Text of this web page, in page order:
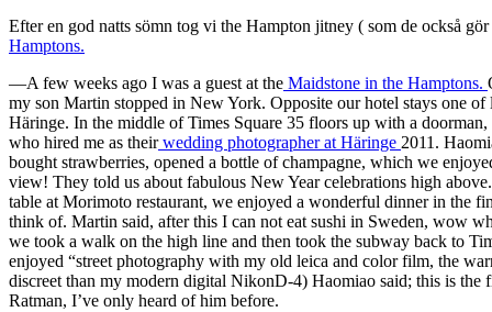
Efter en god natts sömn tog vi the Hampton jitney ( som de också
Hamptons.
—A few weeks ago I was a guest at the Maidstone in the Hamptons.
my son Martin stopped in New York. Opposite our hotel stays one of
Häringe. In the middle of Times Square 35 floors up with a
who hired me as theirwedding photographer at Häringe 2011.
bought strawberries, opened a bottle of champagne, which we
view! They told us about fabulous New Year celebrations high
table at Morimoto restaurant, we enjoyed a wonderful dinner in the
think of. Martin said, after this I can not eat sushi in Sweden, wow
we took a walk on the high line and then took the subway back to
enjoyed “street photography with my old leica and color film, the
discreet than my modern digital NikonD-4) Haomiao said; this is the
Ratman, I’ve only heard of him before.